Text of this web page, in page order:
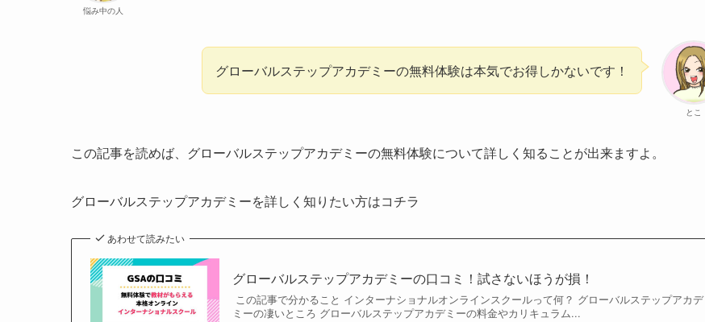
悩み中の人
とこ
グローバルステップアカデミーの無料体験は本気でお得しかないです！
この記事を読めば、グローバルステップアカデミーの無料体験について詳しく知ることが出来ますよ。
グローバルステップアカデミーを詳しく知りたい方はコチラ
あわせて読みたい
グローバルステップアカデミーの口コミ！試さないほうが損！
この記事で分かること インターナショナルオンラインスクールって何？ グローバルステップアカデ
ミーの凄いところ グローバルステップアカデミーの料金やカリキュラム...